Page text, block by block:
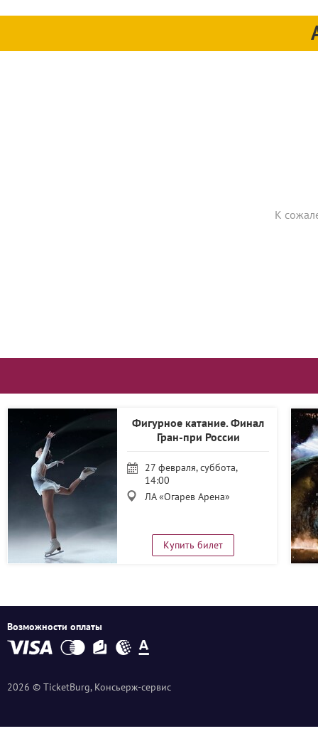
К
Фигурное катание. Финал
Гран-при России
27 февраля, суббота,
14:00
ЛА «Огарев Арена»
Купить билет
Возможности оплаты
2026 © TicketBurg, Консьерж-сервис